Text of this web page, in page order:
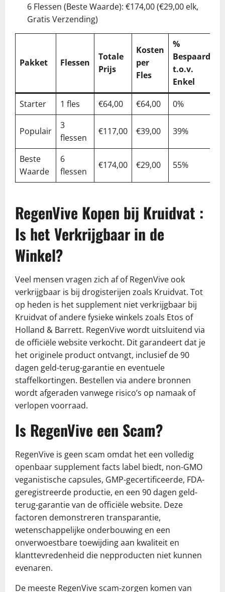
6 Flessen (Beste Waarde): €174,00 (€29,00 elk,
Gratis Verzending)
Pakket Flessen
Totale
Prijs
Kosten
per
Fles
%
Bespaard
t.o.v.
Enkel
Starter
1 fles €64,00 €64,00 0%
Populair
3
flessen
€117,00 €39,00 39%
Beste
Waarde
6
flessen
€174,00 €29,00 55%
RegenVive Kopen bij Kruidvat :
Is het Verkrijgbaar in de
Winkel?
Veel mensen vragen zich af of RegenVive ook
verkrijgbaar is bij drogisterijen zoals Kruidvat. Tot
op heden is het supplement niet verkrijgbaar bij
Kruidvat of andere fysieke winkels zoals Etos of
Holland & Barrett. RegenVive wordt uitsluitend via
de officiële website verkocht. Dit garandeert dat je
het originele product ontvangt, inclusief de 90
dagen geld-terug-garantie en eventuele
staffelkortingen. Bestellen via andere bronnen
wordt afgeraden vanwege risico’s op namaak of
verlopen voorraad.
Is RegenVive een Scam?
RegenVive is geen scam omdat het een volledig
openbaar supplement facts label biedt, non-GMO
veganistische capsules, GMP-gecertificeerde, FDA-
geregistreerde productie, en een 90 dagen geld-
terug-garantie van de officiële website. Deze
factoren demonstreren transparantie,
wetenschappelijke onderbouwing en een
onverwoestbare toewijding aan kwaliteit en
klanttevredenheid die nepproducten niet kunnen
evenaren.
De meeste RegenVive scam-zorgen komen van